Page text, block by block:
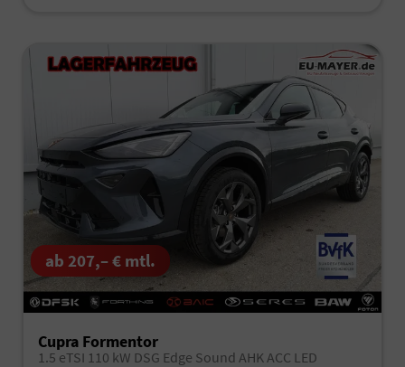
ab 207,– € mtl.
Cupra Formentor
1.5 eTSI 110 kW DSG Edge Sound AHK ACC LED